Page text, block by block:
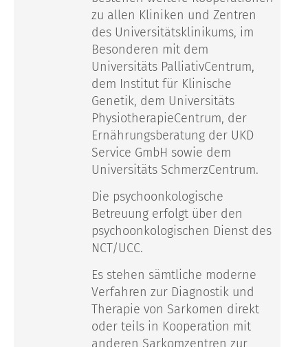
zu allen Kliniken und Zentren
des Universitätsklinikums, im
Besonderen mit dem
Universitäts PalliativCentrum,
dem Institut für Klinische
Genetik, dem Universitäts
PhysiotherapieCentrum, der
Ernährungsberatung der UKD
Service GmbH sowie dem
Universitäts SchmerzCentrum.
Die psychoonkologische
Betreuung erfolgt über den
psychoonkologischen Dienst des
NCT/UCC.
Es stehen sämtliche moderne
Verfahren zur Diagnostik und
Therapie von Sarkomen direkt
oder teils in Kooperation mit
anderen Sarkomzentren zur